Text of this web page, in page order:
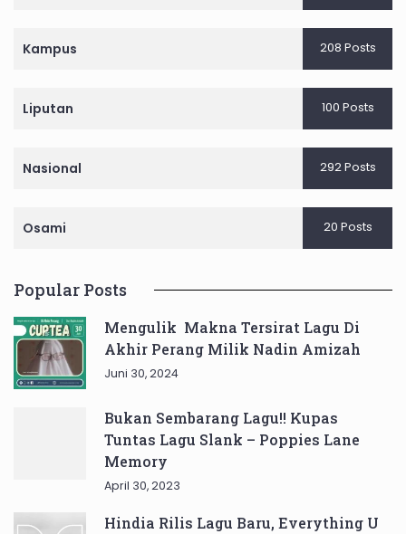
Kampus 208 Posts
Liputan 100 Posts
Nasional 292 Posts
Osami 20 Posts
Popular Posts
Mengulik Makna Tersirat Lagu Di
Akhir Perang Milik Nadin Amizah
Juni 30, 2024
Bukan Sembarang Lagu!! Kupas
Tuntas Lagu Slank – Poppies Lane
Memory
April 30, 2023
Hindia Rilis Lagu Baru, Everything U